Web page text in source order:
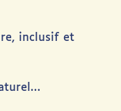
inclusif et